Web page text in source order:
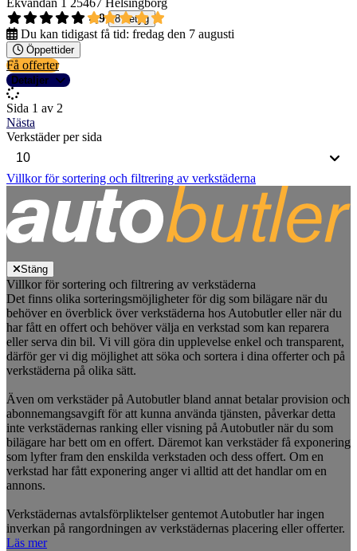
Ekvändan 1 25467 Helsingborg
4,9
8 betyg
Du kan tidigast få tid: fredag den 7 augusti
Öppettider
Få offerter
Detaljer
Sida 1 av 2
Nästa
Verkstäder per sida
Villkor för sortering och filtrering av verkstäderna
Stäng
Villkor för sortering och filtrering av verkstäderna
Det finns olika sorteringsmöjligheter för dig som bilägare när du
behöver en överblick över verkstäderna hos Autobutler eller när du
har fått en offert och behöver välja en verkstad som kan reparera
eller serva din bil. Vi vill göra din upplevelse enkel och transparent,
därför ger vi dig möjlighet att söka och sortera i dina offerter och på
verkstäderna på olika sätt.
Även om verkstäder på Autobutler bland annat betalar provision och
abonnemangsavgift för att kunna använda tjänsten, påverkar detta
inte verkstädernas ranking eller visning på Autobutler när du som
bilägare har bett om en offert. Däremot kan verkstäder få exponering
som lyfter fram den enskilda verkstaden och dess offert. Om en
verkstad har fått exponering anger vi alltid att det handlar om en
annons.
Verkstädernas avtalsförpliktelser gentemot Autobutler har ingen
inverkan på rangordningen av verkstädernas placering eller offerter.
Läs mer